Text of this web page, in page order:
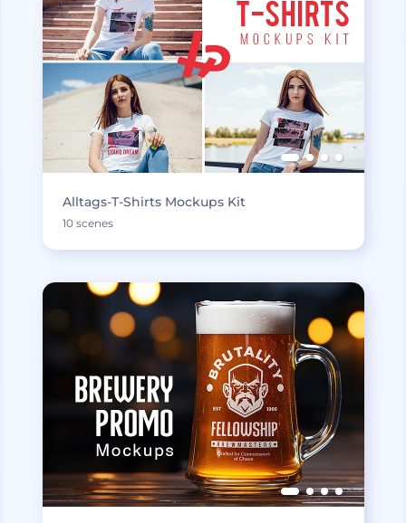
Alltags-T-Shirts Mockups Kit
10 scenes